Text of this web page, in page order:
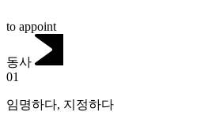
to appoint
동사
01
임명하다, 지정하다